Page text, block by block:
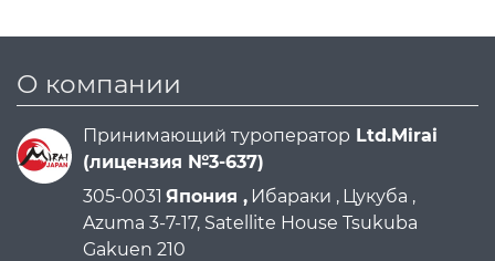
О компании
Принимающий туроператор Ltd.Mirai
(лицензия №3-637)
305-0031 Япония , Ибараки , Цукуба ,
Azuma 3-7-17, Satellite House Tsukuba
Gakuen 210